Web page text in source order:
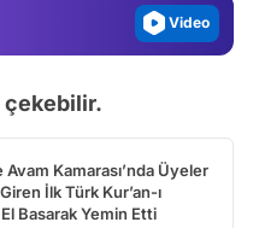
Video
Test
çekebilir.
Kamarası’nda Üyeler
İlk Türk Kur’an-ı
El Basarak Yemin Etti